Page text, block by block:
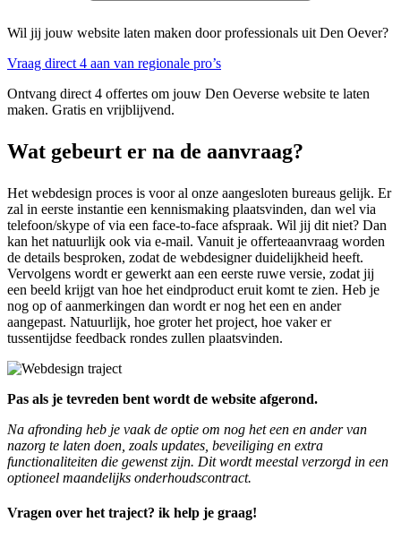
Wil jij jouw website laten maken door professionals uit Den Oever?
Vraag direct 4 aan van regionale pro’s
Ontvang direct 4 offertes om jouw Den Oeverse website te laten
maken. Gratis en vrijblijvend.
Wat gebeurt er na de aanvraag?
Het webdesign proces is voor al onze aangesloten bureaus gelijk. Er
zal in eerste instantie een kennismaking plaatsvinden, dan wel via
telefoon/skype of via een face-to-face afspraak. Wil jij dit niet? Dan
kan het natuurlijk ook via e-mail. Vanuit je offerteaanvraag worden
de details besproken, zodat de webdesigner duidelijkheid heeft.
Vervolgens wordt er gewerkt aan een eerste ruwe versie, zodat jij
een beeld krijgt van hoe het eindproduct eruit komt te zien. Heb je
nog op of aanmerkingen dan wordt er nog het een en ander
aangepast. Natuurlijk, hoe groter het project, hoe vaker er
tussentijdse feedback rondes zullen plaatsvinden.
Pas als je tevreden bent wordt de website afgerond.
Na afronding heb je vaak de optie om nog het een en ander van
nazorg te laten doen, zoals updates, beveiliging en extra
functionaliteiten die gewenst zijn. Dit wordt meestal verzorgd in een
optioneel maandelijks onderhoudscontract.
Vragen over het traject? ik help je graag!